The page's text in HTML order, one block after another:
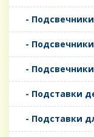
-
-
-
- Подставки
- Подставки